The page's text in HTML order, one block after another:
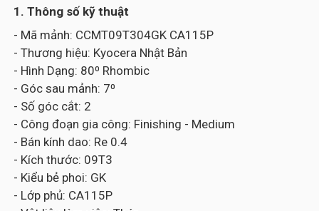
1. Thông số kỹ thuật
- Mã mảnh: CCMT09T304GK CA115P
- Thương hiệu: Kyocera Nhật Bản
- Hình Dạng: 80⁰ Rhombic
- Góc sau mảnh: 7⁰
- Số góc cắt: 2
- Công đoạn gia công: Finishing - Medium
- Bán kính dao: Re 0.4
- Kích thước: 09T3
- Kiểu bẻ phoi: GK
- Lớp phủ: CA115P